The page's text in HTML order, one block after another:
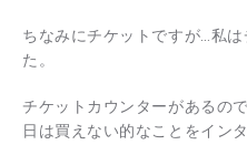
ちなみにチケットですが…私
た。
チケットカウンターがあるの
日は買えない的なことをイン